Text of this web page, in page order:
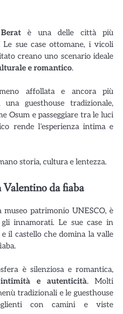
Beratè una delle città più
Le sue case ottomane, i vicoli
creano uno scenario ideale
e romantico.
affollata e ancora più
guesthouse tradizionale,
Osum e passeggiare tra le luci
rende l’esperienza intima e
storia, cultura e lentezza.
da fiaba
museo patrimonio UNESCO, è
innamorati. Le sue case in
il castello che domina la valle
è silenziosa e romantica,
intimità e autenticità. Molti
tradizionali e le guesthouse
con camini e viste